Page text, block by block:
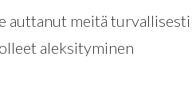
auttanut meitä turvallisesti
aleksityminen